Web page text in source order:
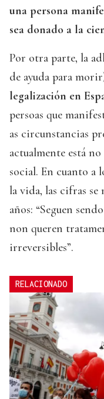
una persona
sea donado a la
Por otra parte, la
de ayuda para
legalización en
persoas que
as circunstancias
actualmente está
social. En cuanto a
la vida, las cifras
años: “Seguen
non queren
irreversibles”.
RELACIONADO